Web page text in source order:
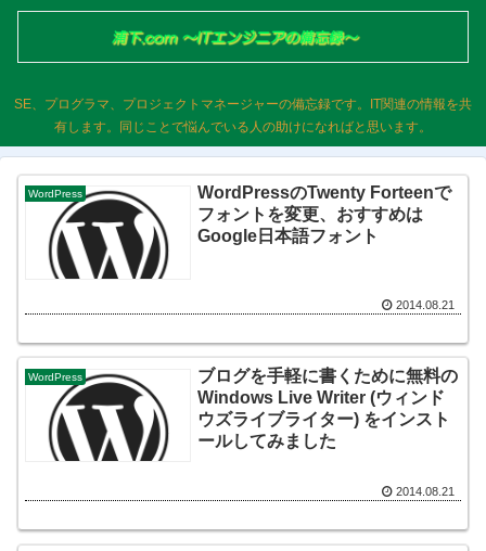
SE、プログラマ、プロジェクトマネージャーの備忘録です。IT関連の情報を共
有します。同じことで悩んでいる人の助けになればと思います。
WordPress
WordPressのTwenty Forteenで
フォントを変更、おすすめは
Google日本語フォント
2014.08.21
WordPress
ブログを手軽に書くために無料の
Windows Live Writer (ウィンド
ウズライブライター) をインスト
ールしてみました
2014.08.21